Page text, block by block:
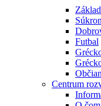
Futbal
Centrum